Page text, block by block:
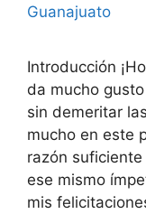
Guanajuato
Introducción
da mucho
sin demeritar
mucho en este
razón
ese mismo
mis